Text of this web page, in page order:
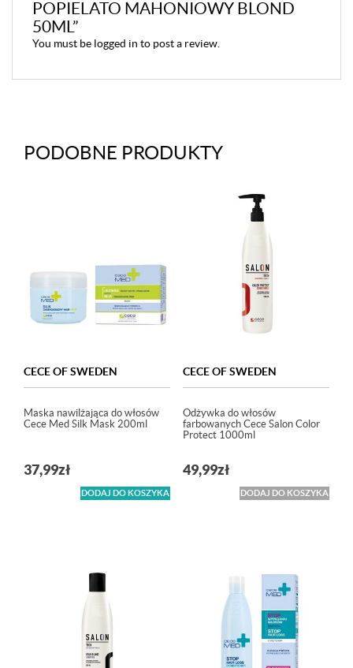
POPIELATO MAHONIOWY BLOND
50ML”
You must be logged in to post a review.
PODOBNE PRODUKTY
CECE OF SWEDEN
Maska nawilżająca do włosów
Cece Med Silk Mask 200ml
37,99zł
DODAJ DO KOSZYKA
CECE OF SWEDEN
Odżywka do włosów
farbowanych Cece Salon Color
Protect 1000ml
49,99zł
DODAJ DO KOSZYKA